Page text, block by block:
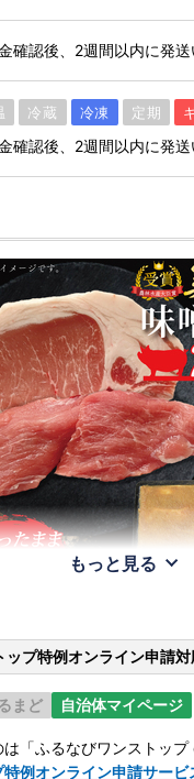
確認後、2週間以内に発送
冷蔵 冷凍 定期
確認後、2週間以内に発送
もっと見る
ップ特例オンライン申請対
まど 自治体マイページ
「ふるなびワンストップ
特例オンライン申請サービ